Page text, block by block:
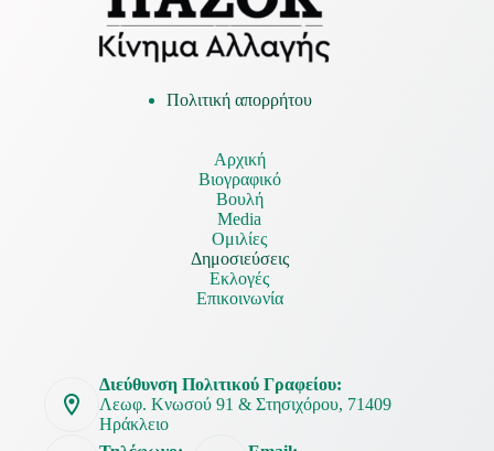
Πολιτική απορρήτου
Αρχική
Βιογραφικό
Βουλή
Media
Ομιλίες
Δημοσιεύσεις
Εκλογές
Επικοινωνία
Διεύθυνση Πολιτικού Γραφείου:
Λεωφ. Κνωσού 91 & Στησιχόρου, 71409
Ηράκλειο